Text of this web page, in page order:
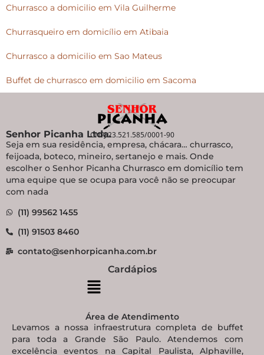
Churrasco a domicilio em Vila Guilherme
Churrasqueiro em domicílio em Atibaia
Churrasco a domicilio em Sao Mateus
Buffet de churrasco em domicilio em Sacoma
Senhor Picanha Ltda.CNPJ 23.521.585/0001-90
Seja em sua residência, empresa, chácara… churrasco,
feijoada, boteco, mineiro, sertanejo e mais. Onde
escolher o Senhor Picanha Churrasco em domicílio tem
uma equipe que se ocupa para você não se preocupar
com nada
(11) 99562 1455
(11) 91503 8460
contato@senhorpicanha.com.br
Cardápios
Área de Atendimento
Levamos a nossa infraestrutura completa de buffet
para toda a Grande São Paulo. Atendemos com
excelência eventos na Capital Paulista, Alphaville,